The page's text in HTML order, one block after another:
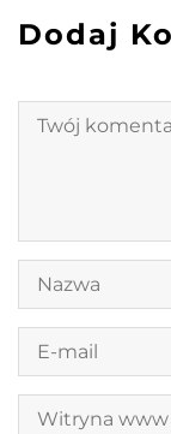
Dodaj